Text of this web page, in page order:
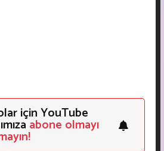
için YouTube
abone olmayı